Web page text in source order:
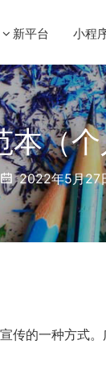
新平台 小程
本（
2022年5月27
传的一种方式